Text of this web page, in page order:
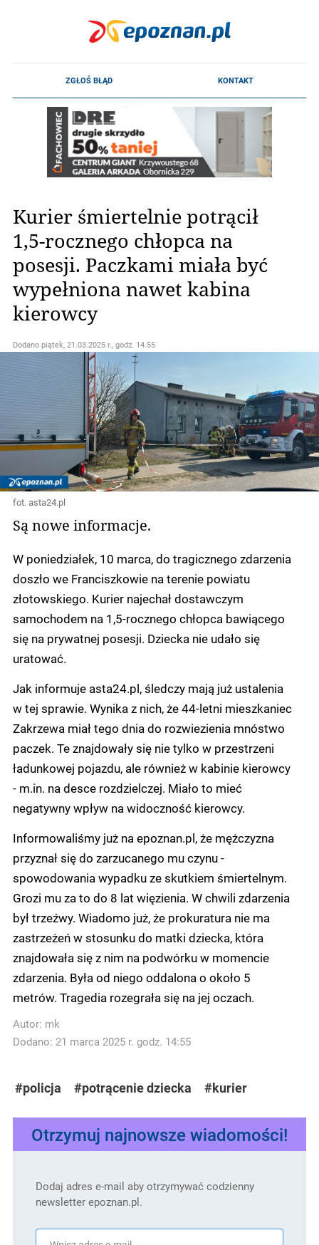
Kurier śmiertelnie potrącił
1,5-rocznego chłopca na
posesji. Paczkami miała być
wypełniona nawet kabina
kierowcy
Dodano piątek, 21.03.2025 r., godz. 14.55
fot. asta24.pl
Są nowe informacje.
W poniedziałek, 10 marca, do tragicznego zdarzenia
doszło we Franciszkowie na terenie powiatu
złotowskiego. Kurier najechał dostawczym
samochodem na 1,5-rocznego chłopca bawiącego
się na prywatnej posesji. Dziecka nie udało się
uratować.
Jak informuje asta24.pl, śledczy mają już ustalenia
w tej sprawie. Wynika z nich, że 44-letni mieszkaniec
Zakrzewa miał tego dnia do rozwiezienia mnóstwo
paczek. Te znajdowały się nie tylko w przestrzeni
ładunkowej pojazdu, ale również w kabinie kierowcy
- m.in. na desce rozdzielczej. Miało to mieć
negatywny wpływ na widoczność kierowcy.
Informowaliśmy już na epoznan.pl, że mężczyzna
przyznał się do zarzucanego mu czynu -
spowodowania wypadku ze skutkiem śmiertelnym.
Grozi mu za to do 8 lat więzienia. W chwili zdarzenia
był trzeźwy. Wiadomo już, że prokuratura nie ma
zastrzeżeń w stosunku do matki dziecka, która
znajdowała się z nim na podwórku w momencie
zdarzenia. Była od niego oddalona o około 5
metrów. Tragedia rozegrała się na jej oczach.
Autor: mk
Dodano: 21 marca 2025 r. godz. 14:55
#policja #potrącenie dziecka #kurier
Otrzymuj najnowsze wiadomości!
Dodaj adres e-mail aby otrzymywać codzienny
newsletter epoznan.pl.